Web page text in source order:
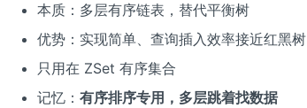
本质：多层有序链表，替代平衡树
优势：实现简单、查询插入效率接近红黑树
只用在 ZSet 有序集合
记忆：有序排序专用，多层跳着找数据